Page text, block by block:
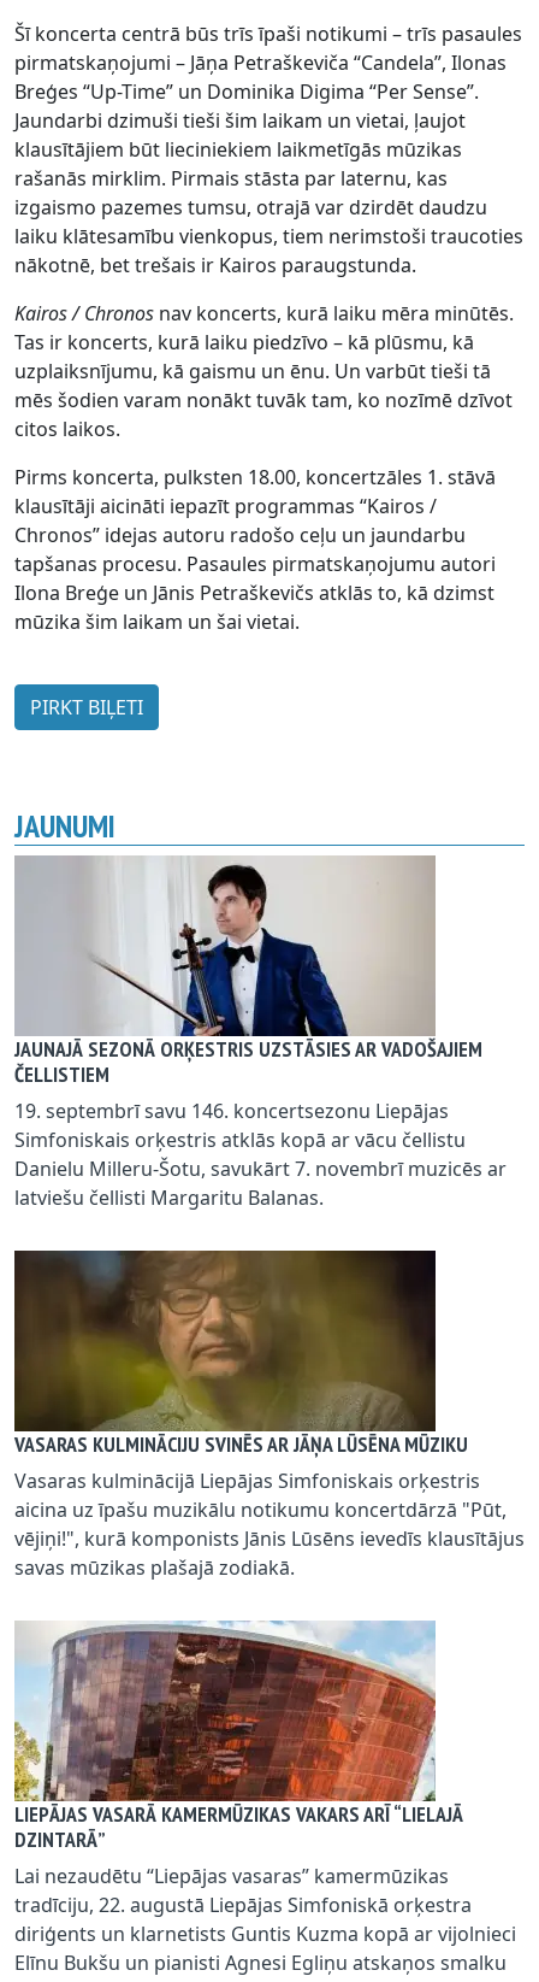
Šī koncerta centrā būs trīs īpaši notikumi – trīs pasaules
pirmatskaņojumi – Jāņa Petraškeviča “Candela”, Ilonas
Breģes “Up-Time” un Dominika Digima “Per Sense”.
Jaundarbi dzimuši tieši šim laikam un vietai, ļaujot
klausītājiem būt lieciniekiem laikmetīgās mūzikas
rašanās mirklim. Pirmais stāsta par laternu, kas
izgaismo pazemes tumsu, otrajā var dzirdēt daudzu
laiku klātesamību vienkopus, tiem nerimstoši traucoties
nākotnē, bet trešais ir Kairos paraugstunda.
Kairos / Chronos nav koncerts, kurā laiku mēra minūtēs.
Tas ir koncerts, kurā laiku piedzīvo – kā plūsmu, kā
uzplaiksnījumu, kā gaismu un ēnu. Un varbūt tieši tā
mēs šodien varam nonākt tuvāk tam, ko nozīmē dzīvot
citos laikos.
Pirms koncerta, pulksten 18.00, koncertzāles 1. stāvā
klausītāji aicināti iepazīt programmas “Kairos /
Chronos” idejas autoru radošo ceļu un jaundarbu
tapšanas procesu. Pasaules pirmatskaņojumu autori
Ilona Breģe un Jānis Petraškevičs atklās to, kā dzimst
mūzika šim laikam un šai vietai.
PIRKT BIĻETI
JAUNUMI
JAUNAJĀ SEZONĀ ORĶESTRIS UZSTĀSIES AR VADOŠAJIEM
ČELLISTIEM
19. septembrī savu 146. koncertsezonu Liepājas
Simfoniskais orķestris atklās kopā ar vācu čellistu
Danielu Milleru-Šotu, savukārt 7. novembrī muzicēs ar
latviešu čellisti Margaritu Balanas.
VASARAS KULMINĀCIJU SVINĒS AR JĀŅA LŪSĒNA MŪZIKU
Vasaras kulminācijā Liepājas Simfoniskais orķestris
aicina uz īpašu muzikālu notikumu koncertdārzā "Pūt,
vējiņi!", kurā komponists Jānis Lūsēns ievedīs klausītājus
savas mūzikas plašajā zodiakā.
LIEPĀJAS VASARĀ KAMERMŪZIKAS VAKARS ARĪ “LIELAJĀ
DZINTARĀ”
Lai nezaudētu “Liepājas vasaras” kamermūzikas
tradīciju, 22. augustā Liepājas Simfoniskā orķestra
diriģents un klarnetists Guntis Kuzma kopā ar vijolnieci
Elīnu Bukšu un pianisti Agnesi Egliņu atskaņos smalku